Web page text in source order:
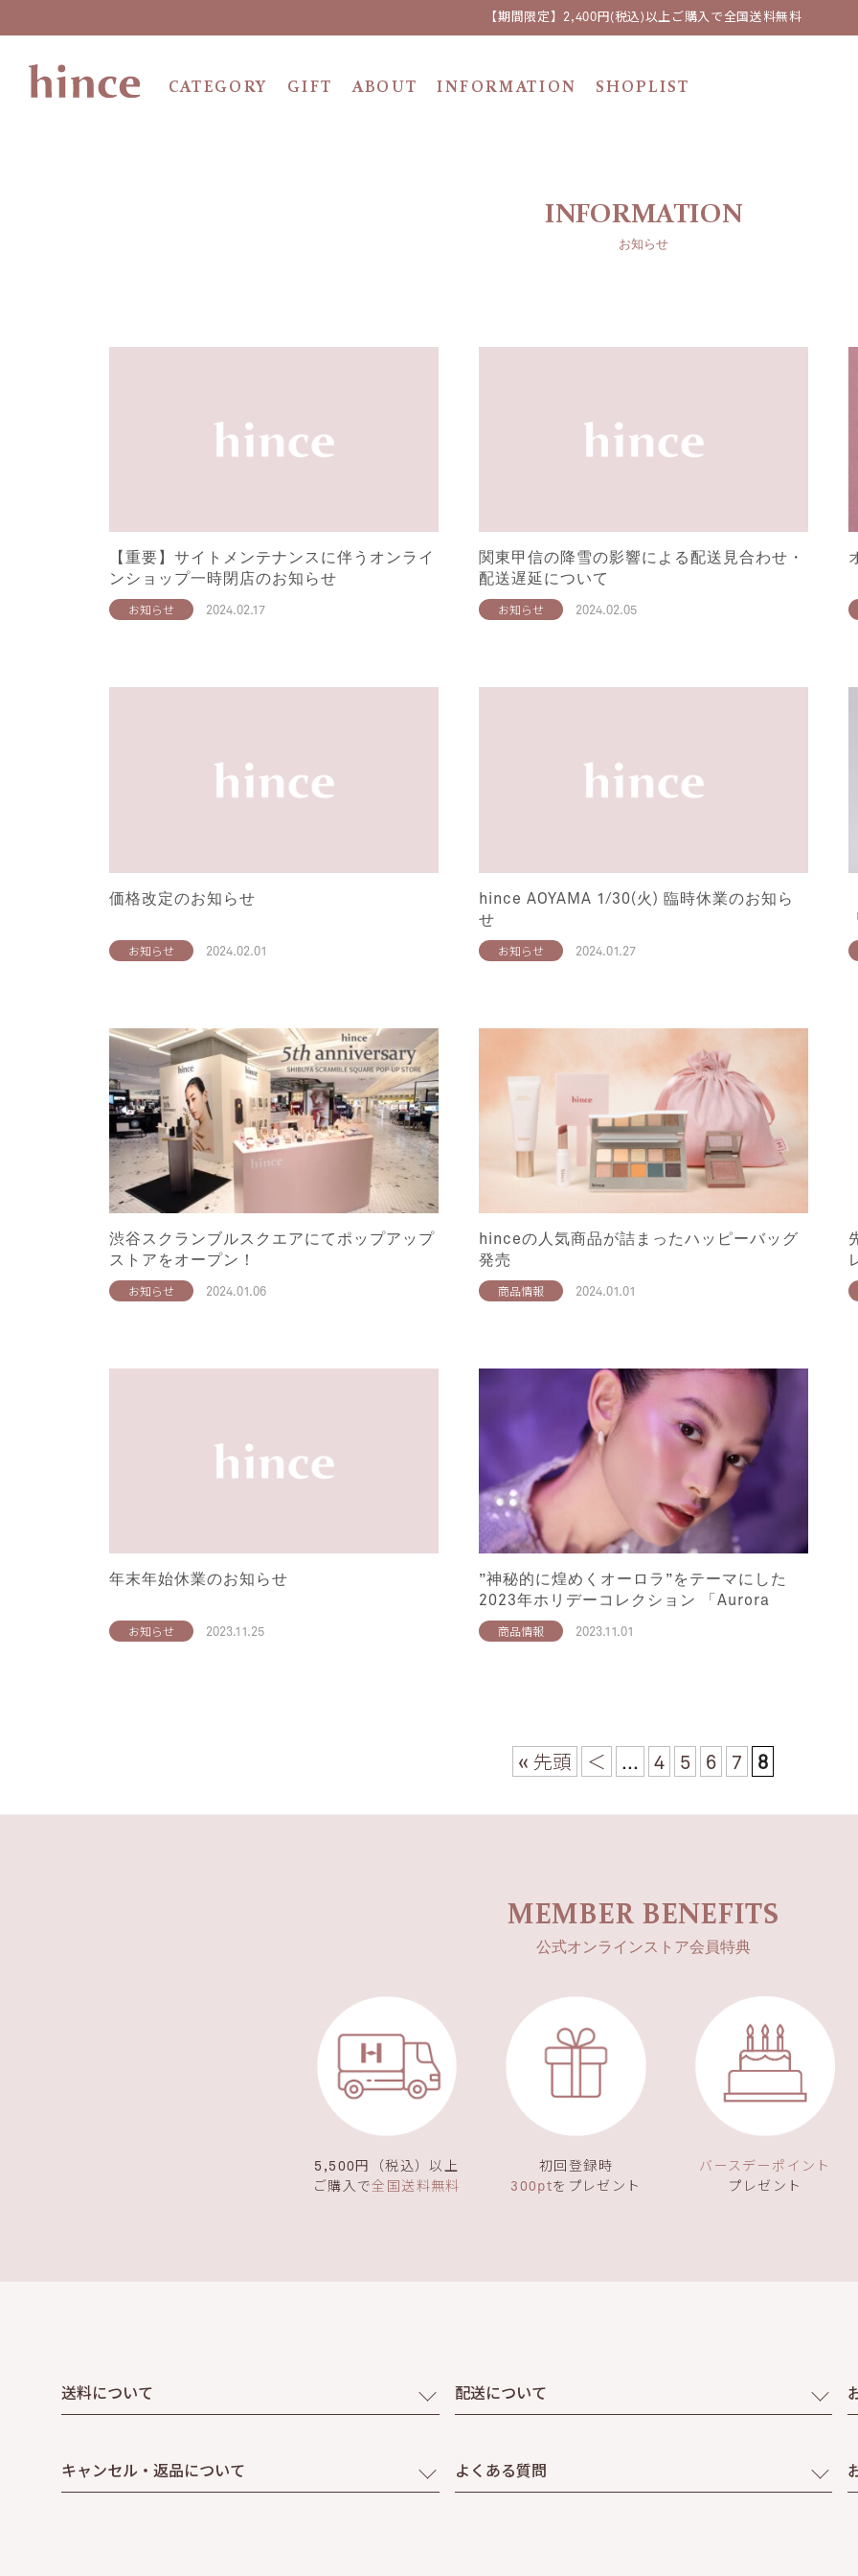
【期間限定】2,400円(税込)以上ご購入で全国送料無料
CATEGORY GIFT ABOUT INFORMATION SHOPLIST
INFORMATION
お知らせ
【重要】サイトメンテナンスに伴うオンライ
ンショップ一時閉店のお知らせ
お知らせ 2024.02.17
関東甲信の降雪の影響による配送見合わせ・
配送遅延について
お知らせ 2024.02.05
価格改定のお知らせ
お知らせ 2024.02.01
hince AOYAMA 1/30(火) 臨時休業のお知ら
せ
お知らせ 2024.01.27
渋谷スクランブルスクエアにてポップアップ
ストアをオープン！
お知らせ 2024.01.06
hinceの人気商品が詰まったハッピーバッグ
発売
商品情報 2024.01.01
年末年始休業のお知らせ
お知らせ 2023.11.25
”神秘的に煌めくオーロラ”をテーマにした
2023年ホリデーコレクション 「Aurora
Collection」発売
商品情報 2023.11.01
« 先頭 ＜ ... 4 5 6 7 8
MEMBER BENEFITS
公式オンラインストア会員特典
5,500円（税込）以上
ご購入で全国送料無料
初回登録時
300ptをプレゼント
バースデーポイント
プレゼント
送料について 配送について
キャンセル・返品について よくある質問